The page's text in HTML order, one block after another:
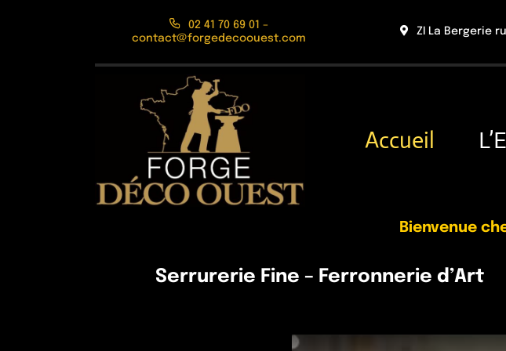
02 41 70 69 01 –
contact@forgedecoouest.com
ZI La Bergerie
Accueil
Bienvenue
Serrurerie Fine – Ferronnerie